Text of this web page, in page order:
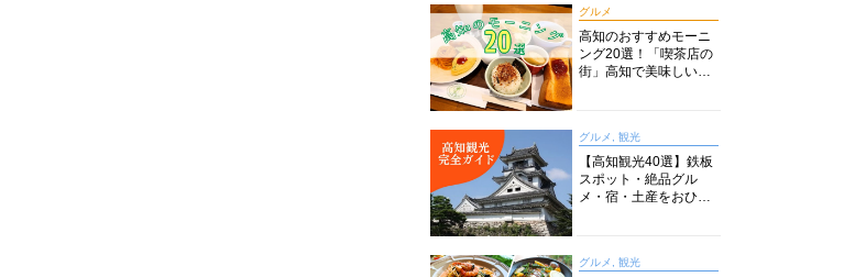
グルメ
高知のおすすめモーニ
ング20選！「喫茶店の
街」高知で美味しい喫
グルメ, 観光
【高知観光40選】鉄板
スポット・絶品グル
メ・宿・土産をおひと
グルメ, 観光